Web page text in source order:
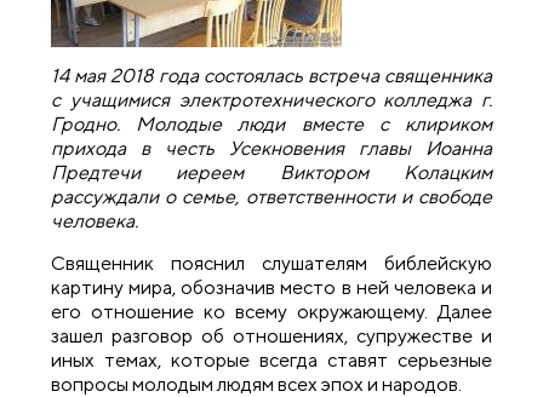
14 мая 2018 года состоялась встреча священника
с учащимися электротехнического колледжа г.
Гродно. Молодые люди вместе с клириком
прихода в честь Усекновения главы Иоанна
Предтечи иереем Виктором Колацким
рассуждали о семье, ответственности и свободе
человека.
Священник пояснил слушателям библейскую
картину мира, обозначив место в ней человека и
его отношение ко всему окружающему. Далее
зашел разговор об отношениях, супружестве и
иных темах, которые всегда ставят серьезные
вопросы молодым людям всех эпох и народов.